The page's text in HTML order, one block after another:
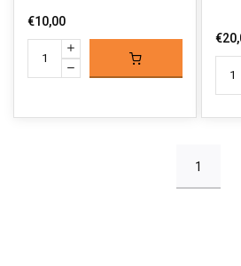
€10,00
1